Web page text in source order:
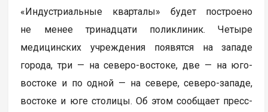
«Индустриальные кварталы» будет построено
не менее тринадцати поликлиник. Четыре
медицинских учреждения появятся на западе
города, три — на северо-востоке, две — на юго-
востоке и по одной — на севере, северо-западе,
востоке и юге столицы. Об этом сообщает пресс-